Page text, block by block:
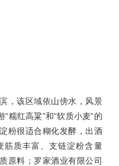
，该区域依山傍水，风景
糯红高粱”和“软质小麦”的
粉很适合糊化发酵，出酒
筋质丰富、支链淀粉含量
原料； 罗家酒业有限公司